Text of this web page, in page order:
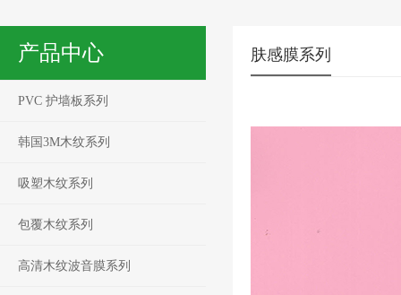
产品中心
PVC 护墙板系列
韩国3M木纹系列
吸塑木纹系列
包覆木纹系列
高清木纹波音膜系列
肤感膜系列